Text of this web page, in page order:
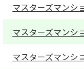
マスターズマンシ
マスターズマンシ
マスターズマンシ